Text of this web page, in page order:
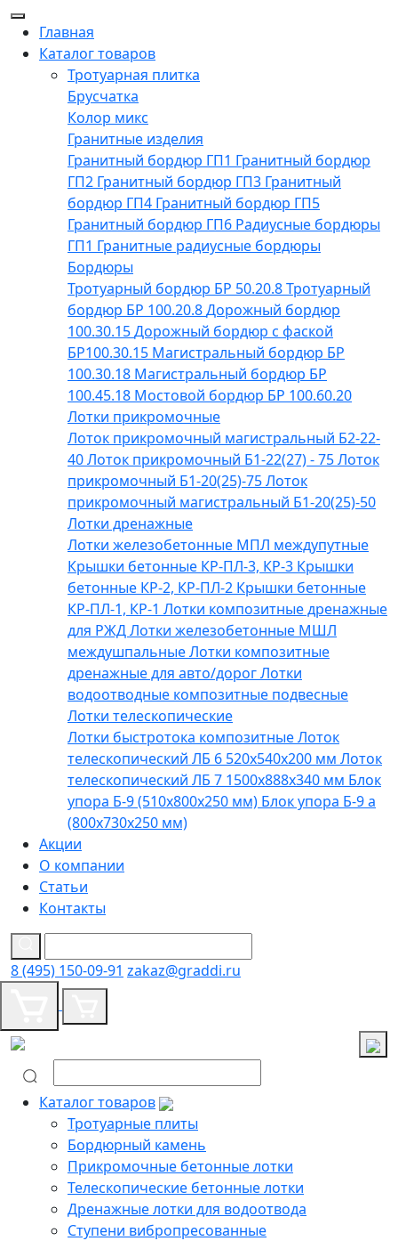
Главная
Каталог товаров
Тротуарная плитка
Брусчатка
Колор микс
Гранитные изделия
Гранитный бордюр ГП1 Гранитный бордюр
ГП2 Гранитный бордюр ГП3 Гранитный
бордюр ГП4 Гранитный бордюр ГП5
Гранитный бордюр ГП6 Радиусные бордюры
ГП1 Гранитные радиусные бордюры
Бордюры
Тротуарный бордюр БР 50.20.8Тротуарный
бордюр БР 100.20.8Дорожный бордюр
100.30.15Дорожный бордюр с фаской
БР100.30.15 Магистральный бордюр БР
100.30.18 Магистральный бордюр БР
100.45.18 Мостовой бордюр БР 100.60.20
Лотки прикромочные
Лоток прикромочный магистральный Б2-22-
40Лоток прикромочный Б1-22(27) - 75Лоток
прикромочный Б1-20(25)-75Лоток
прикромочный магистральный Б1-20(25)-50
Лотки дренажные
Лотки железобетонные МПЛ междупутные
Крышки бетонные КР-ПЛ-3, КР-3 Крышки
бетонные КР-2, КР-ПЛ-2 Крышки бетонные
КР-ПЛ-1, КР-1 Лотки композитные дренажные
для РЖДЛотки железобетонные МШЛ
междушпальныеЛотки композитные
дренажные для авто/дорогЛотки
водоотводные композитные подвесные
Лотки телескопические
Лотки быстротока композитныеЛоток
телескопический ЛБ 6 520х540х200 мм Лоток
телескопический ЛБ 7 1500х888х340 мм Блок
упора Б-9 (510х800х250 мм) Блок упора Б-9 а
(800х730х250 мм)
Акции
О компании
Статьи
Контакты
8 (495) 150-09-91 zakaz@graddi.ru
Каталог товаров
Тротуарные плиты
Бордюрный камень
Прикромочные бетонные лотки
Телескопические бетонные лотки
Дренажные лотки для водоотвода
Ступени вибропресованные